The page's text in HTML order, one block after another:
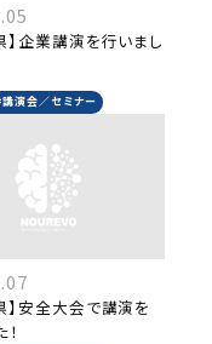
】企業講演を行いまし
演会／セミナー
】安全大会で講演を